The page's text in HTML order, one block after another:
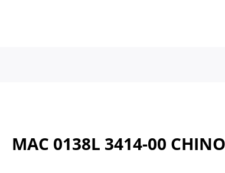
MAC 0138L 3414-00